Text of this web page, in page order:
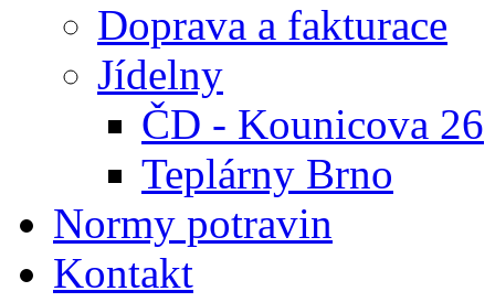
Doprava a fakturace
Jídelny
ČD - Kounicova 26
Teplárny Brno
Normy potravin
Kontakt